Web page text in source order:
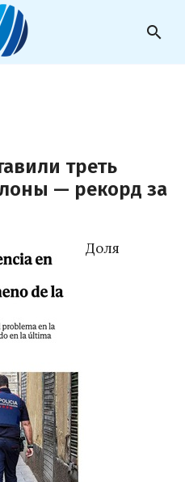
search
треть
— рекорд за
Доля